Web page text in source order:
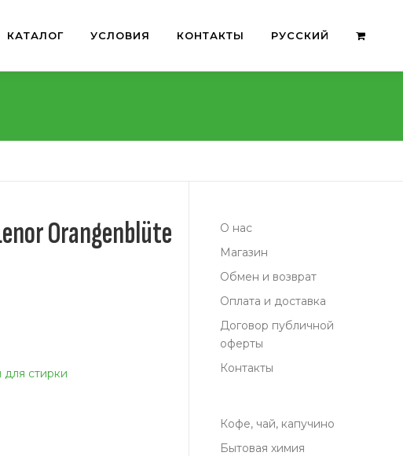
КАТАЛОГ УСЛОВИЯ КОНТАКТЫ РУССКИЙ
Orangenblüte
для стирки
О нас
Магазин
Обмен и возврат
Оплата и доставка
Договор публичной
оферты
Контакты
Кофе, чай, капучино
Бытовая химия